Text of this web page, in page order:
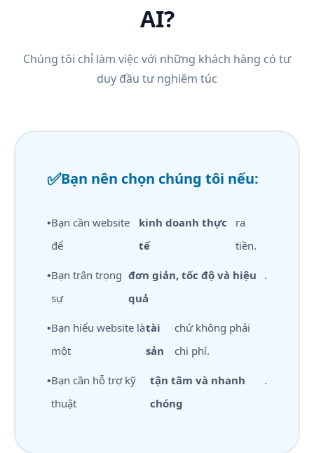
AI?
Chúng tôi chỉ làm việc với những khách hàng có tư
duy đầu tư nghiêm túc
✅Bạn nên chọn chúng tôi nếu:
•Bạn cần website
để
kinh doanh thực
tế
ra
tiền.
•Bạn trân trọng
sự
đơn giản, tốc độ và hiệu
quả
.
•Bạn hiểu website là
một
tài
sản
chứ không phải
chi phí.
•Bạn cần hỗ trợ kỹ
thuật
tận tâm và nhanh
chóng
.